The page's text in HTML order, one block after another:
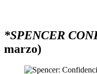
*SPENCER
marzo)